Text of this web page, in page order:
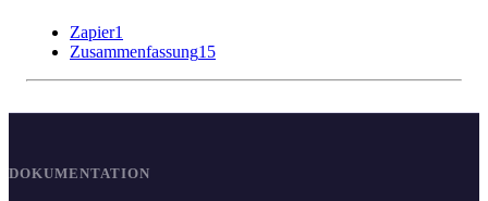
Zapier1
Zusammenfassung15
DOKUMENTATION